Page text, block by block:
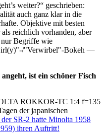
weiter?“ geschrieben:
auch ganz klar in die
Objektive mit besten
reichlich vorhanden, aber
Begriffe wie
"Verwirbel"-Bokeh —
ist ein schöner Fisch
ROKKOR-TC 1:4 f=135
der japanischen
SR-2 hatte Minolta 1958
ihren Auftritt!